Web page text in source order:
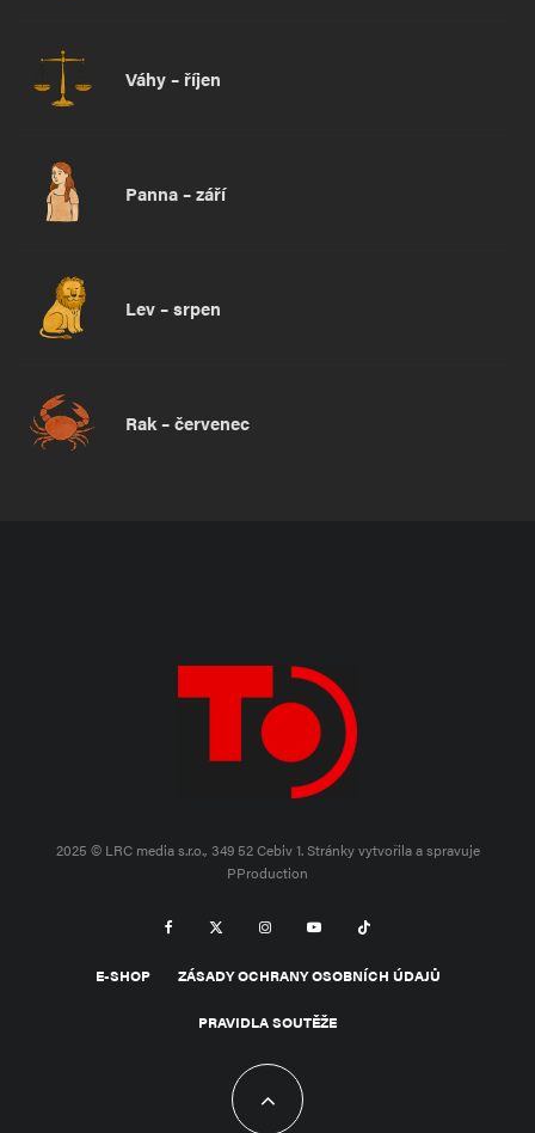
Váhy – říjen
Panna – září
Lev – srpen
Rak – červenec
2025 © LRC media s.r.o., 349 52 Cebiv 1.Stránky vytvořila a spravuje
PProduction
E-SHOP ZÁSADY OCHRANY OSOBNÍCH ÚDAJŮ
PRAVIDLA SOUTĚŽE